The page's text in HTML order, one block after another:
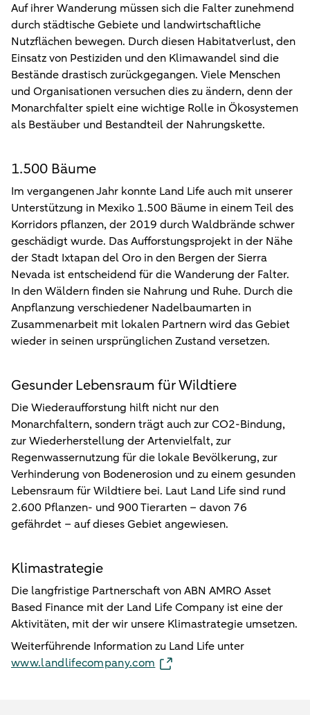
Auf ihrer Wanderung müssen sich die Falter zunehmend
durch städtische Gebiete und landwirtschaftliche
Nutzflächen bewegen. Durch diesen Habitatverlust, den
Einsatz von Pestiziden und den Klimawandel sind die
Bestände drastisch zurückgegangen. Viele Menschen
und Organisationen versuchen dies zu ändern, denn der
Monarchfalter spielt eine wichtige Rolle in Ökosystemen
als Bestäuber und Bestandteil der Nahrungskette.
1.500 Bäume
Im vergangenen Jahr konnte Land Life auch mit unserer
Unterstützung in Mexiko 1.500 Bäume in einem Teil des
Korridors pflanzen, der 2019 durch Waldbrände schwer
geschädigt wurde. Das Aufforstungsprojekt in der Nähe
der Stadt Ixtapan del Oro in den Bergen der Sierra
Nevada ist entscheidend für die Wanderung der Falter.
In den Wäldern finden sie Nahrung und Ruhe. Durch die
Anpflanzung verschiedener Nadelbaumarten in
Zusammenarbeit mit lokalen Partnern wird das Gebiet
wieder in seinen ursprünglichen Zustand versetzen.
Gesunder Lebensraum für Wildtiere
Die Wiederaufforstung hilft nicht nur den
Monarchfaltern, sondern trägt auch zur CO2-Bindung,
zur Wiederherstellung der Artenvielfalt, zur
Regenwassernutzung für die lokale Bevölkerung, zur
Verhinderung von Bodenerosion und zu einem gesunden
Lebensraum für Wildtiere bei. Laut Land Life sind rund
2.600 Pflanzen- und 900 Tierarten – davon 76
gefährdet – auf dieses Gebiet angewiesen.
Klimastrategie
Die langfristige Partnerschaft von ABN AMRO Asset
Based Finance mit der Land Life Company ist eine der
Aktivitäten, mit der wir unsere Klimastrategie umsetzen.
Weiterführende Information zu Land Life unter
www.landlifecompany.com